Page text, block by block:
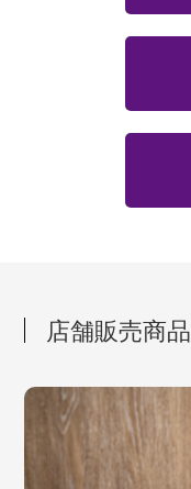
店舗販売商品